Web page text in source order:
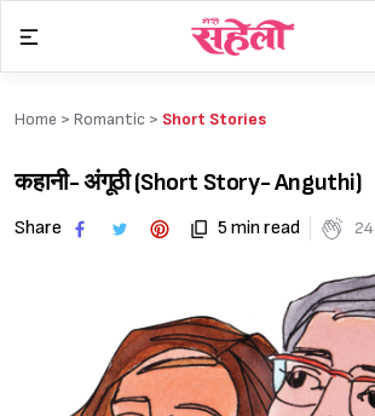
content
Home > Romantic > Short Stories
कहानी- अंगूठी‌ (Short Story- Anguthi)
Share 5 min read 24